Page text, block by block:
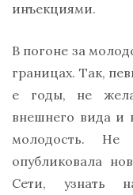
инъекциями.
В погоне за
границах. Так,
е годы, не
внешнего вида и
молодость. Не
опубликовала
Сети, узнать